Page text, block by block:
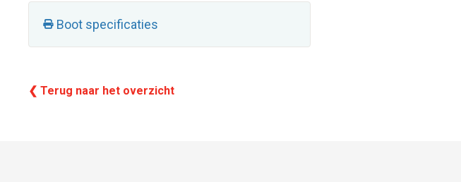
Boot specificaties
❮ Terug naar het overzicht